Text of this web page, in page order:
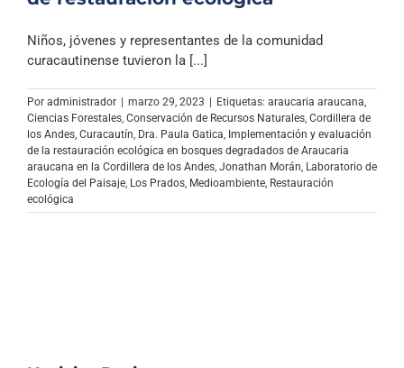
Niños, jóvenes y representantes de la comunidad
curacautinense tuvieron la [...]
Por administrador | marzo 29, 2023 | Etiquetas: araucaria araucana
Ciencias Forestales Conservación de Recursos Naturales Cordillera de
los Andes Curacautín Dra. Paula Gatica Implementación y evaluación
de la restauración ecológica en bosques degradados de Araucaria
araucana en la Cordillera de los Andes Jonathan Morán Laboratorio de
Ecología del Paisaje Los Prados Medioambiente Restauración
ecológica